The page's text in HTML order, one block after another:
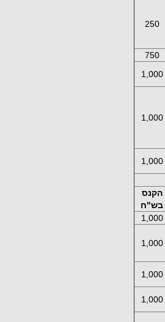
250
750
1,000
1,000
1,000
הקנס
בש"ח
1,000
1,000
1,000
1,000